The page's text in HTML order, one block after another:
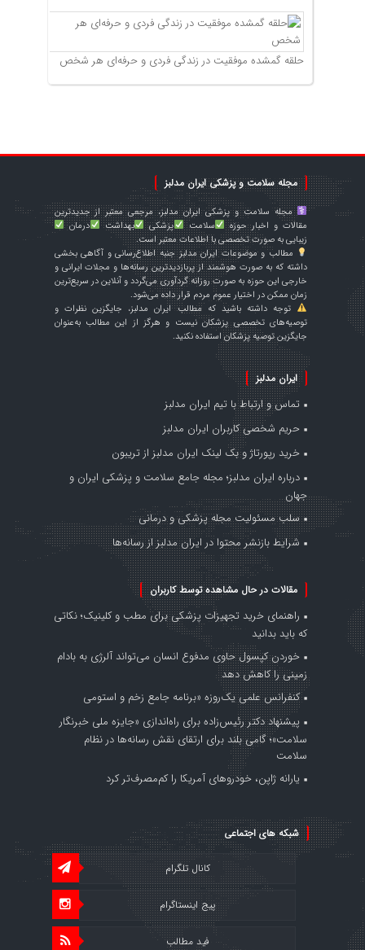
حلقه گمشده موفقیت در زندگی فردی و حرفه‌ای هر شخص
مجله سلامت و پزشکی ایران مدلبز
مجله سلامت و پزشکی ایران مدلبز، مرجعی معتبر از جدیدترین
مقالات و اخبار حوزه
سلامت پزشکی بهداشت
درمان
زیبایی به صورت تخصصی با اطلاعات معتبر است.
مطالب و موضوعات ایران مدلبز جنبه اطلاع‌رسانی و آگاهی بخشی
داشته که به صورت هوشمند از پربازدیدترین رسانه‌ها و مجلات ایرانی و
خارجی این حوزه به صورت روزانه گردآوری می‌گردد و آنلاین در سریع‌ترین
زمان ممکن در اختیار عموم مردم قرار داده می‌شود.
توجه داشته باشید که مطالب ایران مدلبز، جایگزین نظرات و
توصیه‌های تخصصی پزشکان نیست و هرگز از این مطالب به‌عنوان
جایگزین توصیه پزشکان استفاده نکنید.
ایران مدلبز
تماس و ارتباط با تیم ایران مدلبز
حریم شخصی کاربران ایران مدلبز
خرید رپورتاژ و بک لینک ایران مدلبز از تریبون
درباره ایران مدلبز؛ مجله جامع سلامت و پزشکی ایران و
جهان
سلب مسئولیت مجله پزشکی و درمانی
شرایط بازنشر محتوا در ایران مدلبز از رسانه‌ها
مقالات در حال مشاهده توسط کاربران
راهنمای خرید تجهیزات پزشکی برای مطب و کلینیک؛ نکاتی
که باید بدانید
خوردن کپسول حاوی مدفوع انسان می‌تواند آلرژی به بادام
زمینی را کاهش دهد
کنفرانس علمی یک‌روزه «برنامه جامع زخم و استومی
پیشنهاد دکتر رئیس‌زاده برای راه‌اندازی «جایزه ملی خبرنگار
سلامت»؛ گامی بلند برای ارتقای نقش رسانه‌ها در نظام
سلامت
یارانه ژاپن، خودروهای آمریکا را کم‌مصرف‌تر کرد
شبکه های اجتماعی
کانال تلگرام
پیج اینستاگرام
فید مطالب